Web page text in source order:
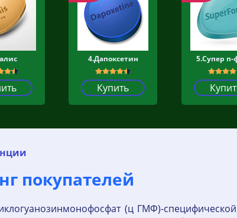
4.Дапоксетин
Купить
5.Супер п-
покупателей
(ц ГМФ)-